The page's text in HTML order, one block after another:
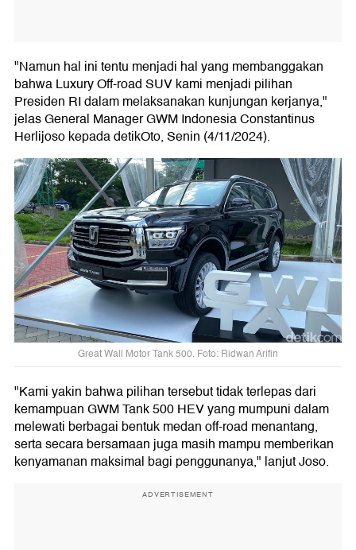
"Namun hal ini tentu menjadi hal yang membanggakan
bahwa Luxury Off-road SUV kami menjadi pilihan
Presiden RI dalam melaksanakan kunjungan kerjanya,"
jelas General Manager GWM Indonesia Constantinus
Herlijoso kepada detikOto, Senin (4/11/2024).
Great Wall Motor Tank 500. Foto: Ridwan Arifin
"Kami yakin bahwa pilihan tersebut tidak terlepas dari
kemampuan GWM Tank 500 HEV yang mumpuni dalam
melewati berbagai bentuk medan off-road menantang,
serta secara bersamaan juga masih mampu memberikan
kenyamanan maksimal bagi penggunanya," lanjut Joso.
ADVERTISEMENT